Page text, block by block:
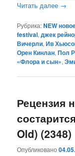
Читать далее →
Рубрика:NEW
festival,джек
Вичерли,Ив
Орен Кинлан,Пол
«Флора и сын»,
Рецензия
Old) (2348)
Опубликовано